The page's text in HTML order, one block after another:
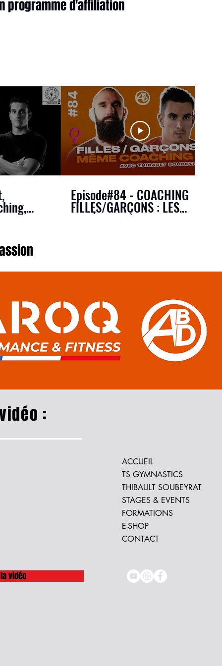
programme d'affiliation
||
Episode#84 - COACHING
FILLES/GARÇONS : LES
DIFFÉRENCES ! avec Thibault
:
vidéo
ACCUEIL
TS GYMNASTICS
THIBAULT SOUBEYRAT
STAGES & EVENTS
FORMATIONS
E-SHOP
CONTACT